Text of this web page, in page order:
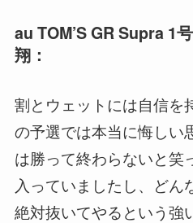
au TOM’S GR Supra 1
翔：
割とウェットには自信を
の予選では本当に悔しい
は勝って終わらないと笑
入っていましたし、どん
絶対抜いてやるという強